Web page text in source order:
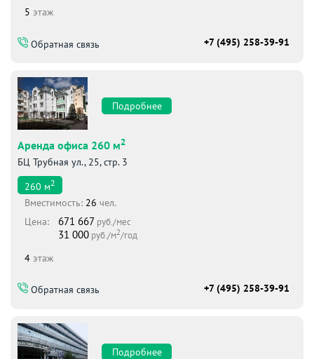
5 этаж
Обратная связь +7 (495) 258-39-91
Подробнее
Аренда офиса 260 м2
БЦ Трубная ул., 25, стр. 3
260 м2
Вместимоcть: 26 чел.
Цена:
671 667 руб./мес
31 000 руб./м2/год
4 этаж
Обратная связь +7 (495) 258-39-91
Подробнее